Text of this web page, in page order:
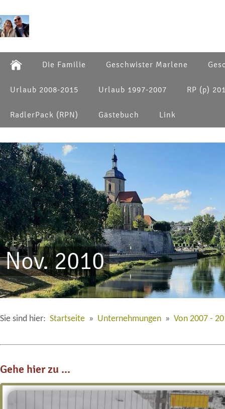
Die Familie Geschwister Marlene
Urlaub 2008-2015 Urlaub 1997-2007 RP (p)
RadlerPack (RPN) Gästebuch Link
Nov. 2010
Sie sind hier: Startseite » Unternehmungen » Von 2007 -
Gehe hier zu ...